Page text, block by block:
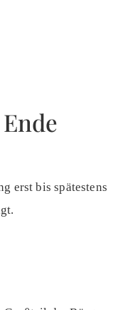
erst bis spätestens